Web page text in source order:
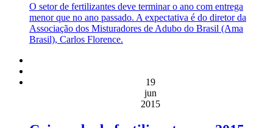
O setor de fertilizantes deve terminar o ano com entrega
menor que no ano passado. A expectativa é do diretor da
Associação dos Misturadores de Adubo do Brasil (Ama
Brasil), Carlos Florence.
19
jun
2015